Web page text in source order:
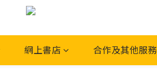
網上書店 合作及其他服務